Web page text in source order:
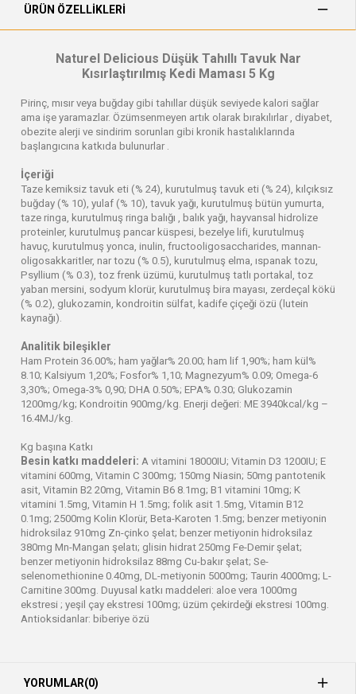
ÜRÜN ÖZELLIKLERI
Naturel Delicious Düşük Tahıllı Tavuk Nar
Kısırlaştırılmış Kedi Maması 5 Kg
Pirinç, mısır veya buğday gibi tahıllar düşük seviyede kalori sağlar
ama işe yaramazlar. Özümsenmeyen artık olarak bırakılırlar , diyabet,
obezite alerji ve sindirim sorunları gibi kronik hastalıklarında
başlangıcına katkıda bulunurlar .
İçeriği
Taze kemiksiz tavuk eti (% 24), kurutulmuş tavuk eti (% 24), kılçıksız
buğday (% 10), yulaf (% 10), tavuk yağı, kurutulmuş bütün yumurta,
taze ringa, kurutulmuş ringa balığı , balık yağı, hayvansal hidrolize
proteinler, kurutulmuş pancar küspesi, bezelye lifi, kurutulmuş
havuç, kurutulmuş yonca, inulin, fructooligosaccharides, mannan-
oligosakkaritler, nar tozu (% 0.5), kurutulmuş elma, ıspanak tozu,
Psyllium (% 0.3), toz frenk üzümü, kurutulmuş tatlı portakal, toz
yaban mersini, sodyum klorür, kurutulmuş bira mayası, zerdeçal kökü
(% 0.2), glukozamin, kondroitin sülfat, kadife çiçeği özü (lutein
kaynağı).
Analitik bileşikler
Ham Protein 36.00%; ham yağlar% 20.00; ham lif 1,90%; ham kül%
8.10; Kalsiyum 1,20%; Fosfor% 1,10; Magnezyum% 0.09; Omega-6
3,30%; Omega-3% 0,90; DHA 0.50%; EPA% 0.30; Glukozamin
1200mg/kg; Kondroitin 900mg/kg. Enerji değeri: ME 3940kcal/kg –
16.4MJ/kg.
Kg başına Katkı
Besin katkı maddeleri: A vitamini 18000IU; Vitamin D3 1200IU; E
vitamini 600mg, Vitamin C 300mg; 150mg Niasin; 50mg pantotenik
asit, Vitamin B2 20mg, Vitamin B6 8.1mg; B1 vitamini 10mg; K
vitamini 1.5mg, Vitamin H 1.5mg; folik asit 1.5mg, Vitamin B12
0.1mg; 2500mg Kolin Klorür, Beta-Karoten 1.5mg; benzer metiyonin
hidroksilaz 910mg Zn-çinko şelat; benzer metiyonin hidroksilaz
380mg Mn-Mangan şelatı; glisin hidrat 250mg Fe-Demir şelat;
benzer metiyonin hidroksilaz 88mg Cu-bakır şelat; Se-
selenomethionine 0.40mg, DL-metiyonin 5000mg; Taurin 4000mg; L-
Carnitine 300mg. Duyusal katkı maddeleri: aloe vera 1000mg
ekstresi ; yeşil çay ekstresi 100mg; üzüm çekirdeği ekstresi 100mg.
Antioksidanlar: biberiye özü
YORUMLAR(0)